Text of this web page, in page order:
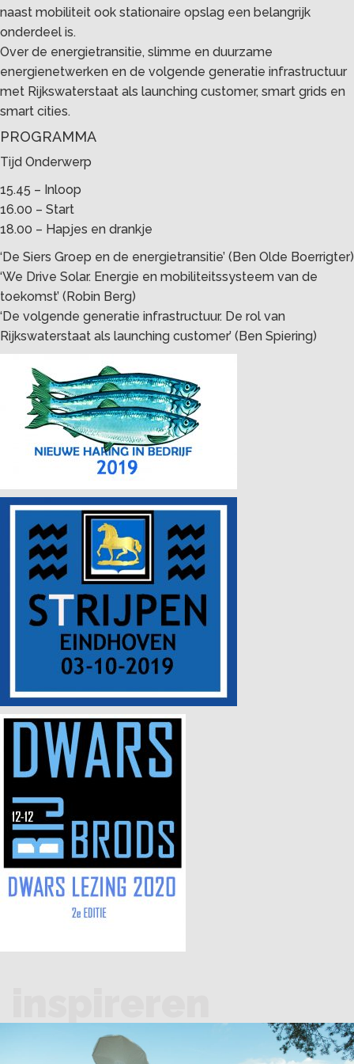
naast mobiliteit ook stationaire opslag een belangrijk
onderdeel is.
Over de energietransitie, slimme en duurzame
energienetwerken en de volgende generatie infrastructuur
met Rijkswaterstaat als launching customer, smart grids en
smart cities.
PROGRAMMA
Tijd Onderwerp
15.45 – Inloop
16.00 – Start
18.00 – Hapjes en drankje
‘De Siers Groep en de energietransitie’ (Ben Olde Boerrigter)
‘We Drive Solar. Energie en mobiliteitssysteem van de
toekomst’ (Robin Berg)
‘De volgende generatie infrastructuur. De rol van
Rijkswaterstaat als launching customer’ (Ben Spiering)